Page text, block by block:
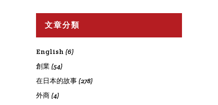
文章分類
English (6)
創業 (54)
在日本的故事 (278)
外商 (4)